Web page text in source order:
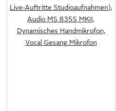
Live-Auftritte Studioaufnahmen),
Audio MS 835S MKII,
Dynamisches Handmikrofon,
Vocal Gesang Mikrofon